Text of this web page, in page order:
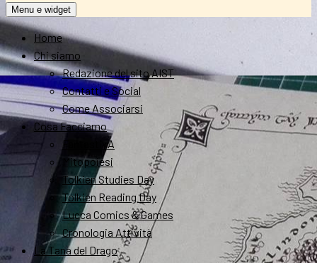
Menu e widget
Home
Chi siamo
Redazione del sito AIST
Contatti e Social
Come Associarsi
Cosa Facciamo
FantastikA
Mitopoiesi
Tolkien Studies Day
Tolkien Reading Day
Lucca Comics & Games
Cronologia Attività
La Tana del Drago